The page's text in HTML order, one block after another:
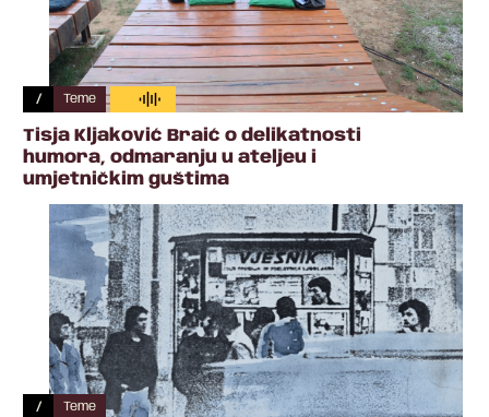
/ Teme
Tisja Kljaković Braić o delikatnosti
humora, odmaranju u ateljeu i
umjetničkim guštima
/ Teme